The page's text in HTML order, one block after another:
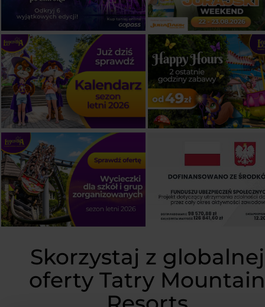
Skorzystaj z globalnej
oferty Tatry Mountain